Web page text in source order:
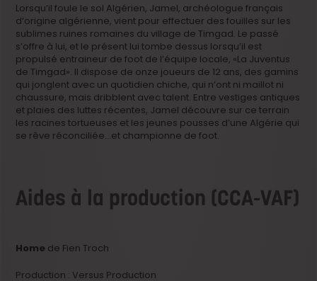
Lorsqu’il foule le sol Algérien, Jamel, archéologue français
d’origine algérienne, vient pour effectuer des fouilles sur les
sublimes ruines romaines du village de Timgad. Le passé
s’offre à lui, et le présent lui tombe dessus lorsqu’il est
propulsé entraineur de foot de l’équipe locale, «La Juventus
de Timgad». Il dispose de onze joueurs de 12 ans, des gamins
qui jonglent avec un quotidien chiche, qui n’ont ni maillot ni
chaussure, mais dribblent avec talent. Entre vestiges antiques
et plaies des luttes récentes, Jamel découvre sur ce terrain
les racines tortueuses et les jeunes pousses d’une Algérie qui
se rêve réconciliée…et championne de foot.
Aides à la production (CCA-VAF)
Home de Fien Troch
Production : Versus Production